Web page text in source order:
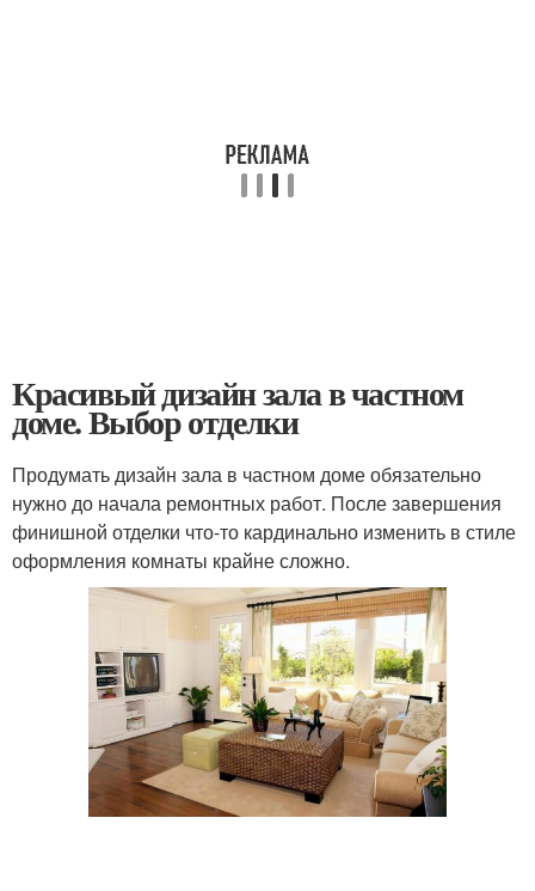
Красивый дизайн зала в частном
доме. Выбор отделки
Продумать дизайн зала в частном доме обязательно
нужно до начала ремонтных работ. После завершения
финишной отделки что-то кардинально изменить в стиле
оформления комнаты крайне сложно.